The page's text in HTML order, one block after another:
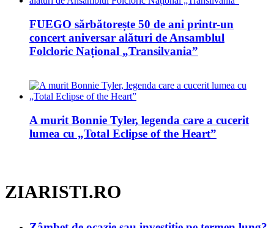
FUEGO sărbătorește 50 de ani printr-un
concert aniversar alături de Ansamblul
Folcloric Național „Transilvania”
A murit Bonnie Tyler, legenda care a cucerit
lumea cu „Total Eclipse of the Heart”
ZIARISTI.RO